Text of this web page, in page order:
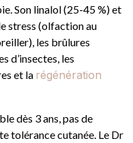
Son linalol (25-45 %) et
stress (olfaction au
les brûlures
d’insectes, les
et la régénération
dès 3 ans, pas de
tolérance cutanée. Le Dr